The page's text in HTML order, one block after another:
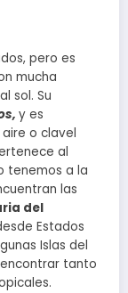
pero es
mucha
sol. Su
y es
o clavel
al
tenemos a la
las
del
Estados
Islas del
tanto